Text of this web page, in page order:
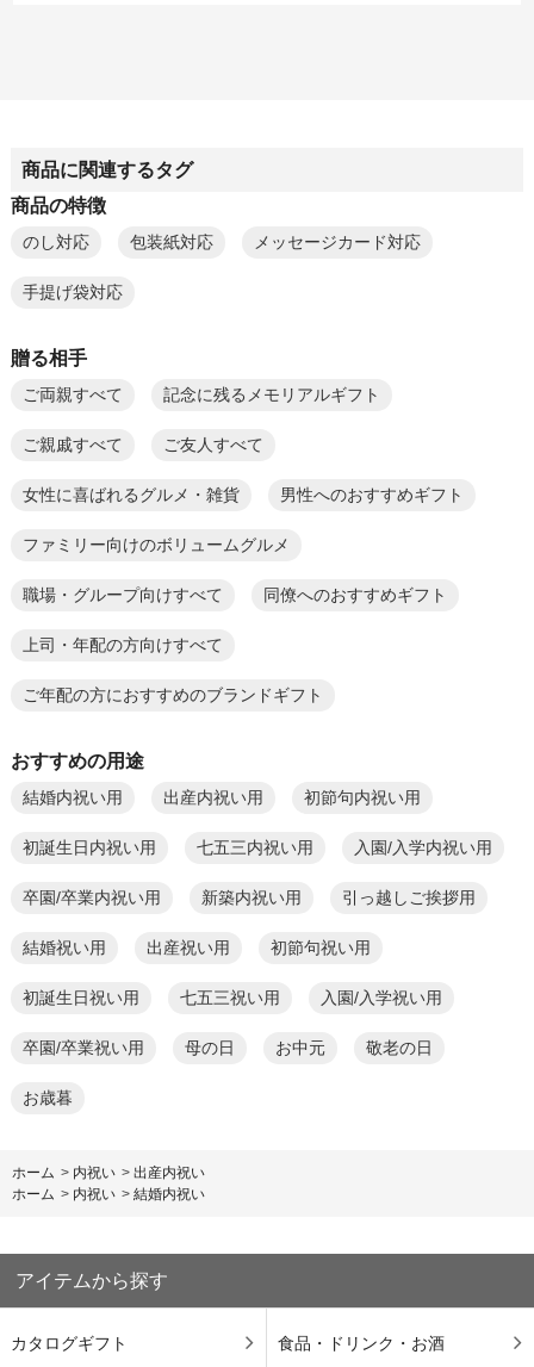
商品に関連するタグ
商品の特徴
のし対応 包装紙対応 メッセージカード対応
手提げ袋対応
贈る相手
ご両親すべて 記念に残るメモリアルギフト
ご親戚すべて ご友人すべて
女性に喜ばれるグルメ・雑貨 男性へのおすすめギフト
ファミリー向けのボリュームグルメ
職場・グループ向けすべて 同僚へのおすすめギフト
上司・年配の方向けすべて
ご年配の方におすすめのブランドギフト
おすすめの用途
結婚内祝い用 出産内祝い用 初節句内祝い用
初誕生日内祝い用 七五三内祝い用 入園/入学内祝い用
卒園/卒業内祝い用 新築内祝い用 引っ越しご挨拶用
結婚祝い用 出産祝い用 初節句祝い用
初誕生日祝い用 七五三祝い用 入園/入学祝い用
卒園/卒業祝い用 母の日 お中元 敬老の日
お歳暮
ホーム > 内祝い > 出産内祝い
ホーム > 内祝い > 結婚内祝い
アイテムから探す
カタログギフト 食品・ドリンク・お酒